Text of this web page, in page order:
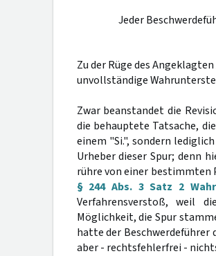
Jeder
Zu der Rüge des
unvollständige
Zwar beanstandet die
die behauptete Tatsache,
einem "Si.", sondern
Urheber dieser Spur; denn
rühre von einer bestimmten
§ 244 Abs. 3 Satz 2
Verfahrensverstoß, weil
Möglichkeit, die Spur
hatte der Beschwerdeführer
aber - rechtsfehlerfrei -